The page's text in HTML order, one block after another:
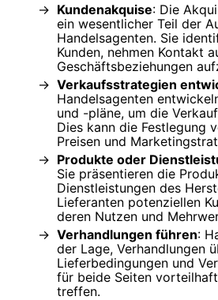
Kundenakquise: Die
ein wesentlicher Teil der
Handelsagenten. Sie
Kunden, nehmen Kontakt
Geschäftsbeziehungen
Verkaufsstrategien
Handelsagenten
und -pläne, um die
Dies kann die Festlegung
Preisen und
Produkte oder
Sie präsentieren die
Dienstleistungen des
Lieferanten potenziellen
deren Nutzen und
Verhandlungen führen:
der Lage, Verhandlungen
Lieferbedingungen und
für beide Seiten
treffen.